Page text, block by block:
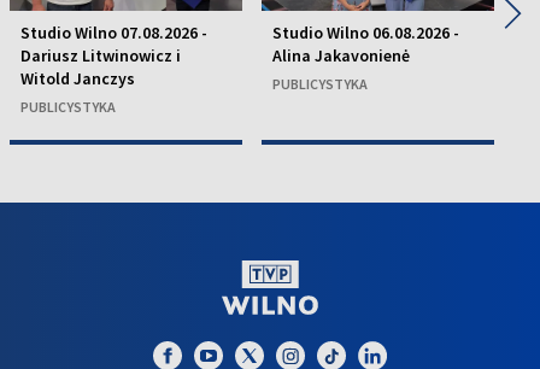
Studio Wilno 07.08.2026 -
Dariusz Litwinowicz i
Witold Janczys
PUBLICYSTYKA
Studio Wilno 06.08.2026 -
Alina Jakavonienė
PUBLICYSTYKA
▶